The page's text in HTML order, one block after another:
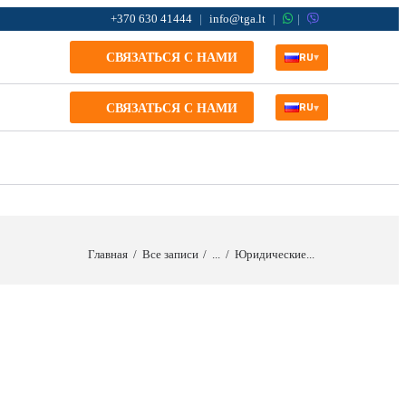
+370 630 41444 | info@tga.lt | |
СВЯЗАТЬСЯ С НАМИ RU▾
СВЯЗАТЬСЯ С НАМИ RU▾
Главная Все записи Юридические...